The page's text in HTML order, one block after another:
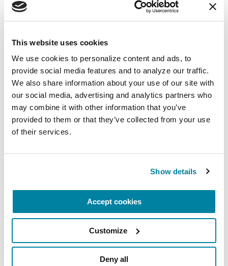
This website uses cookies
We use cookies to personalize content and ads, to
provide social media features and to analyze our traffic.
We also share information about your use of our site with
our social media, advertising and analytics partners who
may combine it with other information that you’ve
provided to them or that they’ve collected from your use
of their services.
Show details
Accept cookies
Customize
Deny all
10 Signos Tempranos
FACT SHEETS
Recién Diagnosticados:
LEER AHORA